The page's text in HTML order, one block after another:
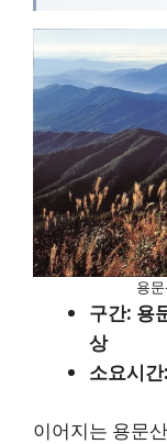
용
구간: 용
상
소요시
이어지는 용문